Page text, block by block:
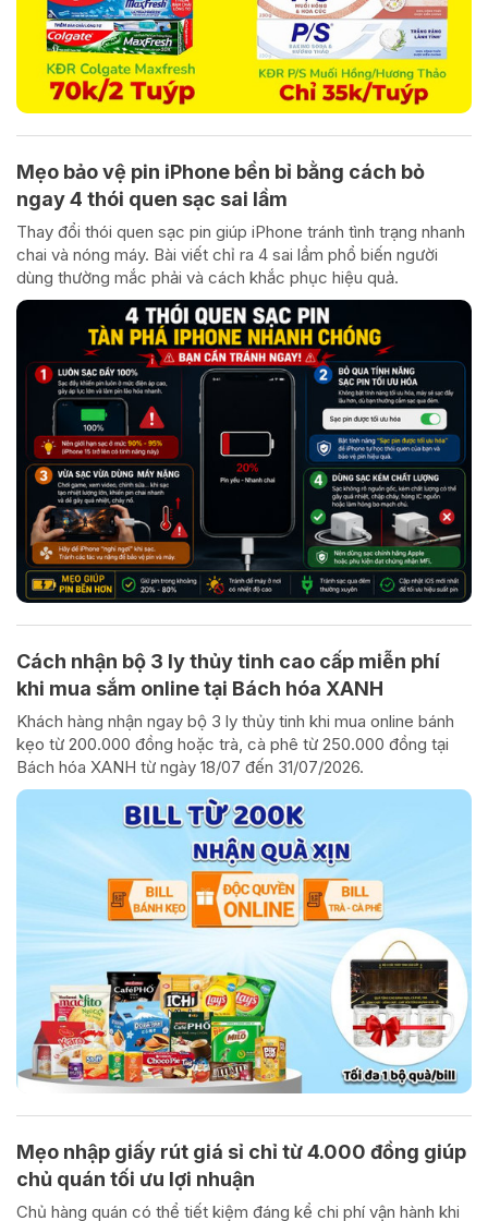
Mẹo bảo vệ pin iPhone bền bỉ bằng cách bỏ
ngay 4 thói quen sạc sai lầm
Thay đổi thói quen sạc pin giúp iPhone tránh tình trạng nhanh
chai và nóng máy. Bài viết chỉ ra 4 sai lầm phổ biến người
dùng thường mắc phải và cách khắc phục hiệu quả.
Cách nhận bộ 3 ly thủy tinh cao cấp miễn phí
khi mua sắm online tại Bách hóa XANH
Khách hàng nhận ngay bộ 3 ly thủy tinh khi mua online bánh
kẹo từ 200.000 đồng hoặc trà, cà phê từ 250.000 đồng tại
Bách hóa XANH từ ngày 18/07 đến 31/07/2026.
Mẹo nhập giấy rút giá sỉ chỉ từ 4.000 đồng giúp
chủ quán tối ưu lợi nhuận
Chủ hàng quán có thể tiết kiệm đáng kể chi phí vận hành khi